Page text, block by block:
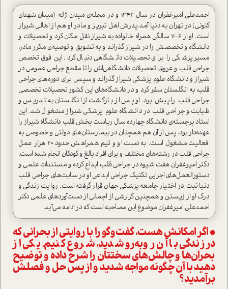
احمدعلی امیرغفران در سال ۱۳۴۲ و در محله‌ی میدان ژاله (میدان شهدای
کنونی) در تهران به دنیا آمد.پدرش اهل تبریز و مادر او هم از اهالی شیراز
است. او از ۶-۷ سالگی همراه خانواده به شیراز نقل مکان کرد و تحصیلات و
دانشگاه و تخصصش را در شیراز گذراند و به تشویق و توصیه‌ی مکرر مادر،
مسیر پزشکی را برای تحصیلات دانشگاهی دنبال کرد. این فوق‌تخصص
جراحی قلب و عروق، تحصیلات دانشگاهی‌اش را تا مقطع جراحی عمومی در
شیراز و دانشگاه علوم پزشکی شیراز گذراند و سپس برای دوره‌های جراحی
قلب، به انگلستان سفر کرد و در دانشگاه‌های این کشور تحصیلات تخصصی
جراحی قلب را پیش برد. او پس از بازگشت از انگلستان به تدریس و
طبابت و جراحی قلب در دانشگاه علوم پزشکی شیراز مشغول شد. این
استاد برجسته‌ی دانشگاه چهارده سال ریاست بخش قلب دانشگاه شیراز را
عهده‌دار بود. پس از آن هم همچنان در بیمارستان‌های دولتی و خصوصی به
فعالیت مشغول است. به دست او و تیم همراهش حدود ۲۰ هزار عمل
جراحی قلب در رشته‌های مختلف و برای افراد بالغ و کودکان انجام شده است.
دکتر امیرغفران هفت شیوه در جراحی قلب ابداع کرده و مستندات علمی و
دستور‌العمل‌های اجرایی تکنیک جراحی ابداعی او در سایت‌های جراحی قلب
دنیا ثبت در اختیار جامعه پزشکی جهان قرار گرفته است. روایت زندگی و
درک او از زیستن و همچنین گزارشی از اجمالی از دست‌آوردهای علمی دکتر
احمدعلی امیرغفران موضوع این مصاحبه است که در ادامه می‌آید.
• اگر امکانش هست، گفت‌وگو را با روایتی از بحرانی که
در زندگی با آن روبه‌رو شدید، شروع کنیم. یکی از
بحران‌ها و چالش‌های سختتان را شرح داده و توضیح
دهید با آن چگونه مواجه شدید و از پس حل و فصلش
بر‌آمدید؟